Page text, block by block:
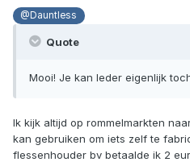
@Dauntless
Quote
Mooi! Je kan leder eigenlijk
Ik kijk altijd op rommelmarkten
kan gebruiken om iets zelf te
flessenhouder bv betaalde ik 2